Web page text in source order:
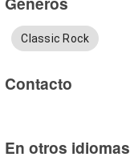
Classic Rock
Contacto
En otros idiomas